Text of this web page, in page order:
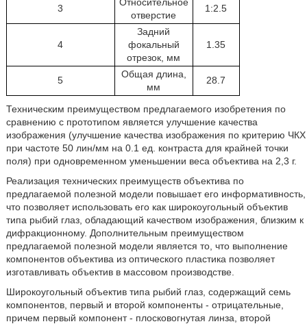
3
отверстие
1:2.5
4
Задний
фокальный
отрезок, мм
1.35
5
Общая длина,
мм
28.7
Техническим преимуществом предлагаемого изобретения по
сравнению с прототипом является улучшение качества
изображения (улучшение качества изображения по критерию ЧКХ
при частоте 50 лин/мм на 0.1 ед. контраста для крайней точки
поля) при одновременном уменьшении веса объектива на 2,3 г.
Реализация технических преимуществ объектива по
предлагаемой полезной модели повышает его информативность,
что позволяет использовать его как широкоугольный объектив
типа рыбий глаз, обладающий качеством изображения, близким к
дифракционному. Дополнительным преимуществом
предлагаемой полезной модели является то, что выполнение
компонентов объектива из оптического пластика позволяет
изготавливать объектив в массовом производстве.
Широкоугольный объектив типа рыбий глаз, содержащий семь
компонентов, первый и второй компоненты - отрицательные,
причем первый компонент - плосковогнутая линза, второй